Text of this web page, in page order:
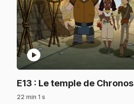
play_circle
E13 : Le temple de Chronos.
22 min 1 s